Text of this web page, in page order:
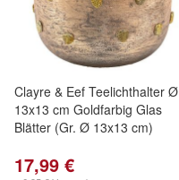
Clayre & Eef Teelichthalter Ø
13x13 cm Goldfarbig Glas
Blätter (Gr. Ø 13x13 cm)
17,99 €